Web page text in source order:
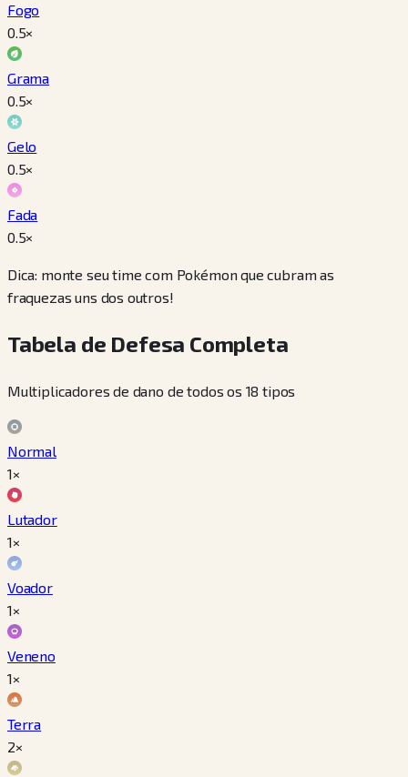
Fogo
0.5×
Grama
0.5×
Gelo
0.5×
Fada
0.5×
Dica: monte seu time com Pokémon que cubram as
fraquezas uns dos outros!
Tabela de Defesa Completa
Multiplicadores de dano de todos os 18 tipos
Normal
1×
Lutador
1×
Voador
1×
Veneno
1×
Terra
2×